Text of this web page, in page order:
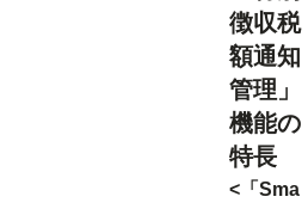
徴収税
額通知
管理」
機能の
特長
<「Sma